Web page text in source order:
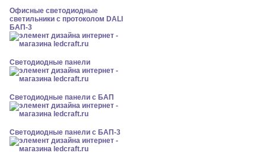
Офисные светодиодные
светильники с протоколом DALI
БАП-3
Cветодиодные панели
Cветодиодные панели с БАП
Cветодиодные панели с БАП-3